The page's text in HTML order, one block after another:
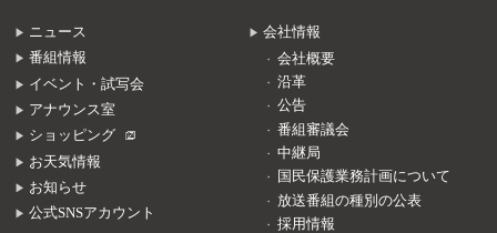
ニュース
番組情報
イベント・試写会
アナウンス室
ショッピング
お天気情報
お知らせ
公式SNSアカウント
会社情報
会社概要
沿革
公告
番組審議会
中継局
国民保護業務計画について
放送番組の種別の公表
採用情報